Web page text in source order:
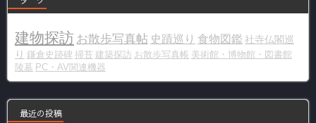
建物探訪 お散歩写真帖 史蹟巡り 食物図鑑 社寺仏閣巡
り 鎌倉史跡碑 掃苔 建築探訪 お散歩写真帳 美術館・博物館・図書館
陵墓 PC・AV関連機器
最近の投稿